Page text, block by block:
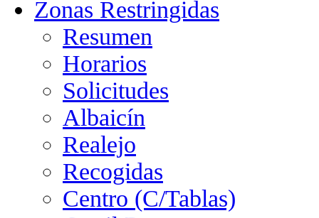
Zonas Restringidas
Resumen
Horarios
Solicitudes
Albaicín
Realejo
Recogidas
Centro (C/Tablas)